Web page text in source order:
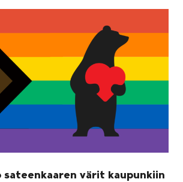
sateenkaaren värit kaupunkiin